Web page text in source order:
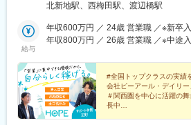
北新地駅、西梅田駅、渡辺橋駅
給与
年収600万円 ／ 24歳 営業職 ／※新卒
年収800万円 ／ 26歳 営業職 ／※中途
#全国トップクラスの実績
会社ピーアール・デイリー
＃関西圏を中心に活躍の
長中